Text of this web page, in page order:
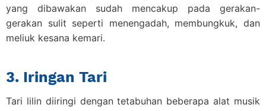
yang dibawakan sudah mencakup pada gerakan-
gerakan sulit seperti menengadah, membungkuk, dan
meliuk kesana kemari.
3. Iringan Tari
Tari lilin diiringi dengan tetabuhan beberapa alat musik